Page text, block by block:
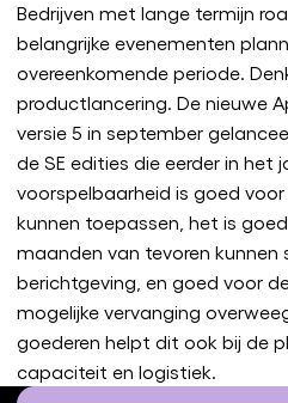
Bedrijven met lange termijn
belangrijke evenementen
overeenkomende periode.
productlancering. De nieuwe
versie 5 in september
de SE edities die eerder in het
voorspelbaarheid is goed
kunnen toepassen, het is
maanden van tevoren
berichtgeving, en goed voor
mogelijke vervanging
goederen helpt dit ook bij de
capaciteit en logistiek.